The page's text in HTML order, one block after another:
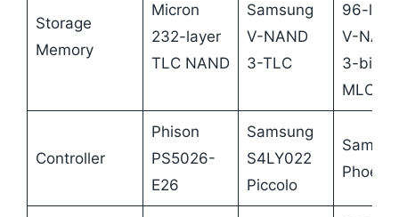
Storage
Memory
Micron
232-layer
TLC NAND
Samsung
V-NAND
3-TLC
96-
V-
3-bit
MLC
Controller
Phison
PS5026-
E26
Samsung
S4LY022
Piccolo
Phoenix